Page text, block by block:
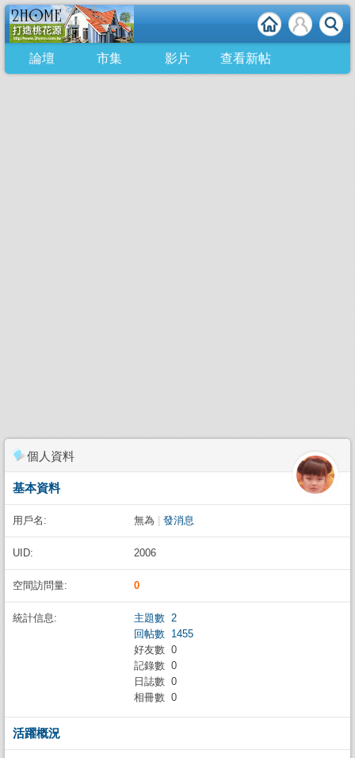
論壇 市集 影片 查看新帖
個人資料
基本資料
用戶名: 無為 發消息
UID: 2006
空間訪問量: 0
統計信息:
主題數 2
回帖數 1455
好友數 0
記錄數 0
日誌數 0
相冊數 0
活躍概況